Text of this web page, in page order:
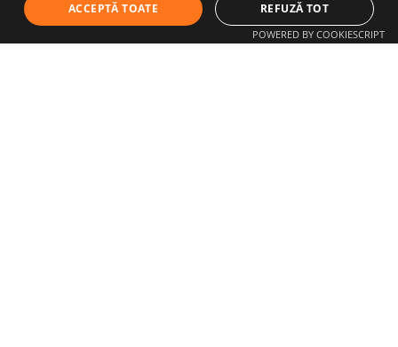
Aleea Decebal nr. 2
ACCEPTĂ TOATE REFUZĂ TOT
POWERED BY COOKIESCRIPT